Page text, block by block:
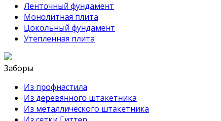
Ленточный фундамент
Монолитная плита
Цокольный фундамент
Утепленная плита
Заборы
Из профнастила
Из деревянного штакетника
Из металлического штакетника